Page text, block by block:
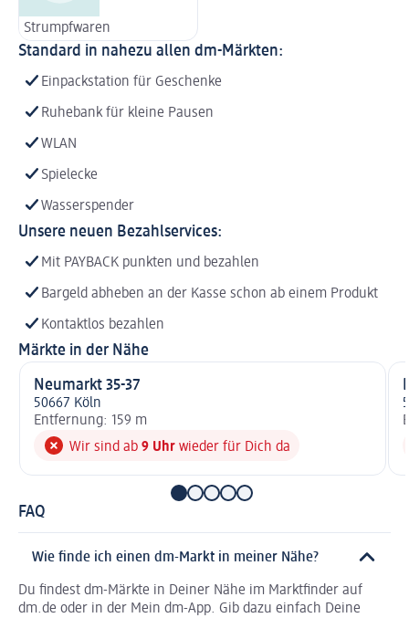
Strumpfwaren
Standard in nahezu allen dm-Märkten:
Einpackstation für Geschenke
Ruhebank für kleine Pausen
WLAN
Spielecke
Wasserspender
Unsere neuen Bezahlservices:
Mit PAYBACK punkten und bezahlen
Bargeld abheben an der Kasse schon ab einem Produkt
Kontaktlos bezahlen
Märkte in der Nähe
Neumarkt 35-37
50667 Köln
Entfernung: 159 m
Wir sind ab 9 Uhr wieder für Dich da
FAQ
Wie finde ich einen dm-Markt in meiner Nähe?
Du findest dm-Märkte in Deiner Nähe im Marktfinder auf
dm.de oder in der Mein dm-App. Gib dazu einfach Deine